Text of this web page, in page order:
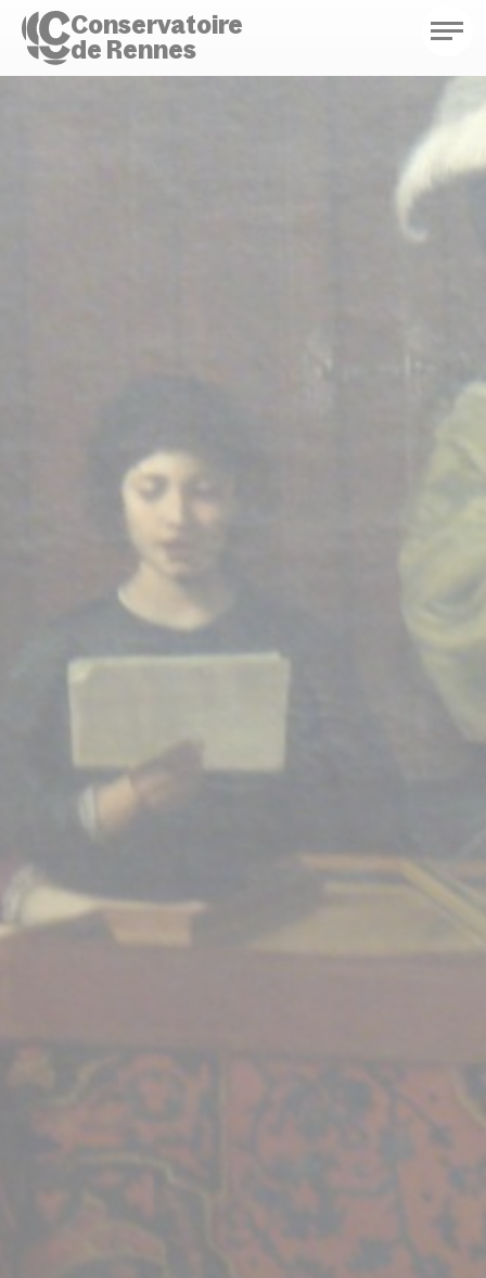
Conservatoire
de Rennes
CANDIDATURES